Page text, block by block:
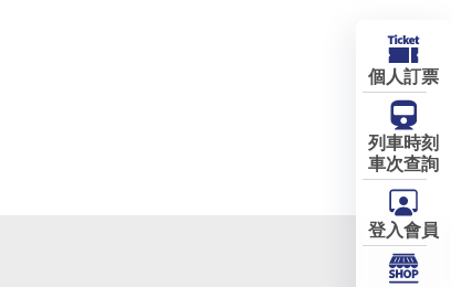
個人訂票
列車時刻
車次查詢
登入會員